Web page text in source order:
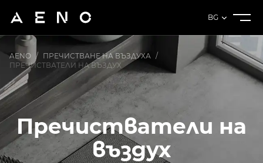
BG
AENO / ПРЕЧИСТВАНЕ НА ВЪЗДУХА /
ПРЕЧИСТВАТЕЛИ НА ВЪЗДУХ
Пречистватели на
въздух